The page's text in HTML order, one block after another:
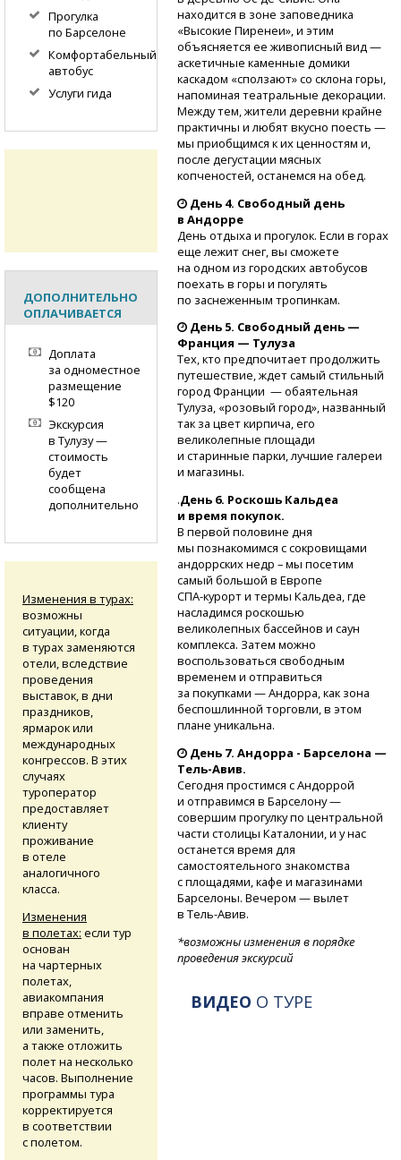
находится в зоне заповедника
«Высокие Пиренеи», и этим
объясняется ее живописный вид —
аскетичные каменные домики
каскадом «сползают» со склона горы,
напоминая театральные декорации.
Между тем, жители деревни крайне
практичны и любят вкусно поесть —
мы приобщимся к их ценностям и,
после дегустации мясных
копченостей, останемся на обед.
День 4. Свободный день
в Андорре
День отдыха и прогулок. Если в горах
еще лежит снег, вы сможете
на одном из городских автобусов
поехать в горы и погулять
по заснеженным тропинкам.
День 5. Свободный день —
Франция — Тулуза
Тех, кто предпочитает продолжить
путешествие, ждет самый стильный
город Франции — обаятельная
Тулуза, «розовый город», названный
так за цвет кирпича, его
великолепные площади
и старинные парки, лучшие галереи
и магазины.
.День 6. Роскошь Кальдеа
и время покупок.
В первой половине дня
мы познакомимся с сокровищами
андоррских недр – мы посетим
самый большой в Европе
СПА-курорти термы Кальдеа, где
насладимся роскошью
великолепных бассейнов и саун
комплекса. Затем можно
воспользоваться свободным
временем и отправиться
за покупками — Андорра, как зона
беспошлинной торговли, в этом
плане уникальна.
День 7. Андорра - Барселона —
Тель-Авив.
Сегодня простимся с Андоррой
и отправимся в Барселону —
совершим прогулку по центральной
части столицы Каталонии, и у нас
останется время для
самостоятельного знакомства
с площадями, кафе и магазинами
Барселоны. Вечером — вылет
в Тель-Авив.
*возможны изменения в порядке
проведения экскурсий
ВИДЕО О ТУРЕ
Прогулка
по Барселоне
Комфортабельный
автобус
Услуги гида
ДОПОЛНИТЕЛЬНО
ОПЛАЧИВАЕТСЯ
Доплата
за одноместное
размещение
$120
Экскурсия
в Тулузу —
стоимость
будет
сообщена
дополнительно
Изменения в турах:
возможны
ситуации, когда
в турах заменяются
отели, вследствие
проведения
выставок, в дни
праздников,
ярмарок или
международных
конгрессов. В этих
случаях
туроператор
предоставляет
клиенту
проживание
в отеле
аналогичного
класса.
Изменения
в полетах: если тур
основан
на чартерных
полетах,
авиакомпания
вправе отменить
или заменить,
а также отложить
полет на несколько
часов. Выполнение
программы тура
корректируется
в соответствии
с полетом.